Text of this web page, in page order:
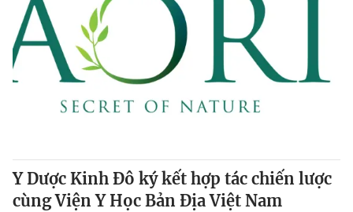
VTV Money VTV Thể thao
VTV Sức khoẻ Bất động sản
Thị trường 24h Tấm lòng Việt
VTV9 VTV8
Y Dược Kinh Đô ký kết hợp tác chiến lược
cùng Viện Y Học Bản Địa Việt Nam